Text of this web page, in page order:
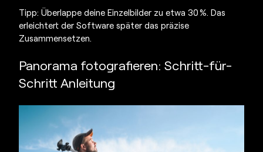
Tipp: Überlappe deine Einzelbilder zu etwa 30 %. Das
erleichtert der Software später das präzise
Zusammensetzen.
Panorama fotografieren: Schritt-für-
Schritt Anleitung